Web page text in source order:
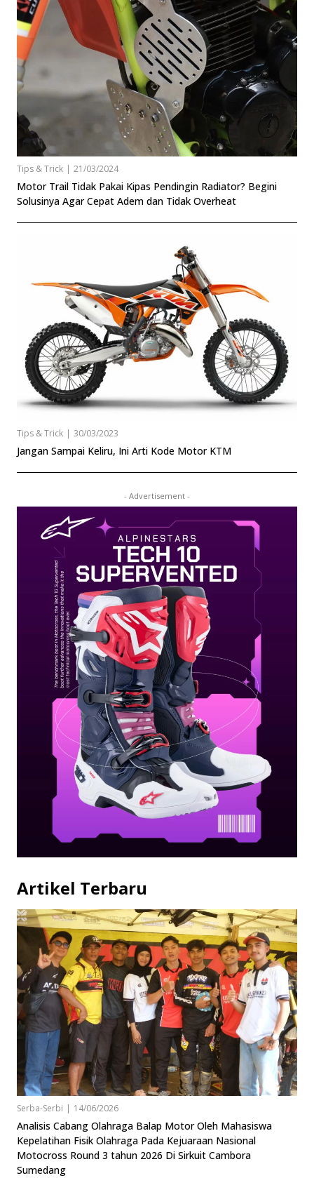
Tips & Trick | 21/03/2024
Motor Trail Tidak Pakai Kipas Pendingin Radiator? Begini
Solusinya Agar Cepat Adem dan Tidak Overheat
Tips & Trick | 30/03/2023
Jangan Sampai Keliru, Ini Arti Kode Motor KTM
- Advertisement -
Artikel Terbaru
Serba-Serbi | 14/06/2026
Analisis Cabang Olahraga Balap Motor Oleh Mahasiswa
Kepelatihan Fisik Olahraga Pada Kejuaraan Nasional
Motocross Round 3 tahun 2026 Di Sirkuit Cambora
Sumedang